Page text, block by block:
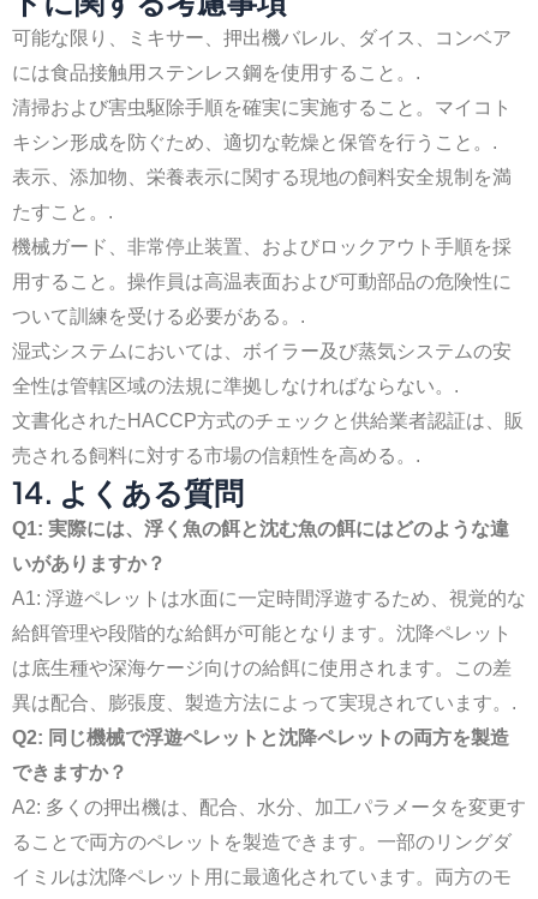
可能な限り、ミキサー、押出機バレル、ダイス、コンベア
には食品接触用ステンレス鋼を使用すること。.
清掃および害虫駆除手順を確実に実施すること。マイコト
キシン形成を防ぐため、適切な乾燥と保管を行うこと。.
表示、添加物、栄養表示に関する現地の飼料安全規制を満
たすこと。.
機械ガード、非常停止装置、およびロックアウト手順を採
用すること。操作員は高温表面および可動部品の危険性に
ついて訓練を受ける必要がある。.
湿式システムにおいては、ボイラー及び蒸気システムの安
全性は管轄区域の法規に準拠しなければならない。.
文書化されたHACCP方式のチェックと供給業者認証は、販
売される飼料に対する市場の信頼性を高める。.
14. よくある質問
Q1: 実際には、浮く魚の餌と沈む魚の餌にはどのような違
いがありますか？
A1: 浮遊ペレットは水面に一定時間浮遊するため、視覚的な
給餌管理や段階的な給餌が可能となります。沈降ペレット
は底生種や深海ケージ向けの給餌に使用されます。この差
異は配合、膨張度、製造方法によって実現されています。.
Q2: 同じ機械で浮遊ペレットと沈降ペレットの両方を製造
できますか？
A2: 多くの押出機は、配合、水分、加工パラメータを変更す
ることで両方のペレットを製造できます。一部のリングダ
イミルは沈降ペレット用に最適化されています。両方のモ